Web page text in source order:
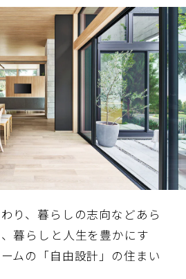
まいをご検討の方
った建築実例、注目の最新情報など、
デジタルラウンジです。
て
賃貸経営
工夫など、理想の住まいを叶えるリフ
豊富にご用意しています。
価値をデザインし、持続可能な未来志
きます。
ョン
リフォーム工事ご契約者さまとミサワ
ョンサイト。お得・便利・安心なコン
の大切なお知らせなど配信していま
り、暮らしの志向などあら
暮らしと人生を豊かにす
ムの「自由設計」の住まい